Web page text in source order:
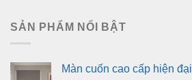
SẢN PHẨM NỔI BẬT
Màn cuốn cao cấp hiện đại